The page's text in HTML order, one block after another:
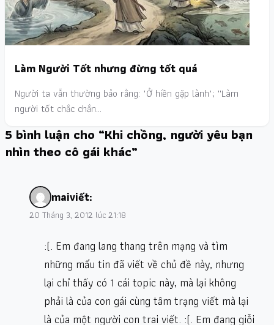
Làm Người Tốt nhưng đừng tốt quá
Người ta vẫn thường bảo rằng: "Ở hiền gặp lành"; ''Làm
người tốt chắc chắn…
5 bình luận cho “Khi chồng, người yêu bạn
nhìn theo cô gái khác”
maiviết:
20 Tháng 3, 2012 lúc 21:18
:(. Em đang lang thang trên mạng và tìm
những mẩu tin đã viết về chủ đề này, nhưng
lại chỉ thấy có 1 cái topic này, mà lại không
phải là của con gái cùng tâm trạng viết mà lại
là của một người con trai viết. :(. Em đang giỗi